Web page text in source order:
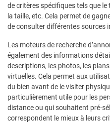
de critères spécifiques tels que le
la taille, etc. Cela permet de
de consulter différentes sources
Les moteurs de recherche
également des informations
descriptions, les photos, les
virtuelles. Cela permet aux
du bien avant de le visiter
particulièrement utile pour les
distance ou qui souhaitent pré-
correspondent le mieux à leurs